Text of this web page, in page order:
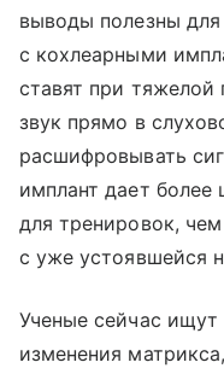
выводы полезны
с кохлеарными
ставят при тяжелой
звук прямо в
расшифровывать
имплант дает более
для тренировок,
с уже устоявшейся
Ученые сейчас
изменения